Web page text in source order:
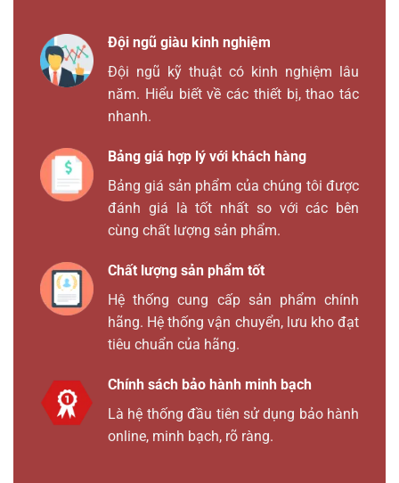
Đội ngũ giàu kinh nghiệm
Đội ngũ kỹ thuật có kinh nghiệm lâu
năm. Hiểu biết về các thiết bị, thao tác
nhanh.
Bảng giá hợp lý với khách hàng
Bảng giá sản phẩm của chúng tôi được
đánh giá là tốt nhất so với các bên
cùng chất lượng sản phẩm.
Chất lượng sản phẩm tốt
Hệ thống cung cấp sản phẩm chính
hãng. Hệ thống vận chuyển, lưu kho đạt
tiêu chuẩn của hãng.
Chính sách bảo hành minh bạch
Là hệ thống đầu tiên sử dụng bảo hành
online, minh bạch, rõ ràng.